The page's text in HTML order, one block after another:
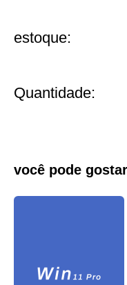
estoque:
Quantidade:
você pode gostar